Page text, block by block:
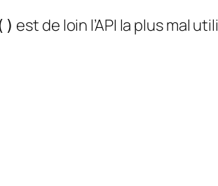
est de loin l’API la plus mal